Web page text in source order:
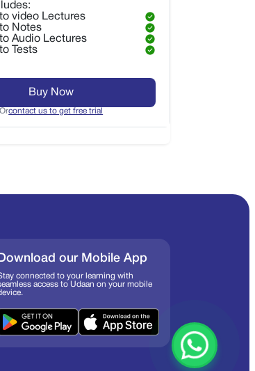
video Lectures
Notes
Audio Lectures
Tests
Buy Now
Orcontact us to get free trial
Download our Mobile App
connected to your learning with
access to Udaan on your mobile